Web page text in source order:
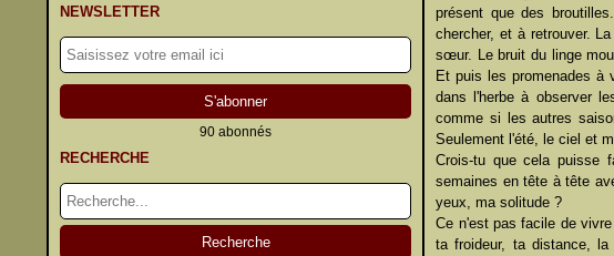
NEWSLETTER
90 abonnés
RECHERCHE
présent que des
chercher, et à retrouver.
sœur. Le bruit du linge
Et puis les promenades à
dans l'herbe à observer
comme si les autres
Seulement l'été, le ciel et
Crois-tu que cela puisse
semaines en tête à tête
yeux, ma solitude ?
Ce n'est pas facile de
ta froideur, ta distance,